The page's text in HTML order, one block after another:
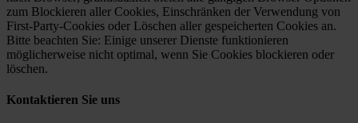
zum Blockieren aller Cookies, Einschränken der Verwendung von
First-Party-Cookies oder Löschen aller gespeicherten Cookies an.
Bitte beachten Sie: Einige unserer Dienste funktionieren
möglicherweise nicht optimal, wenn Sie Cookies blockieren oder
löschen.
Kontaktieren Sie uns